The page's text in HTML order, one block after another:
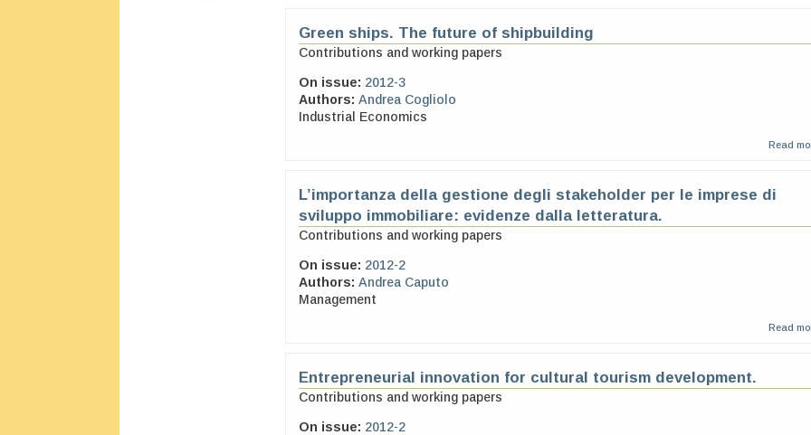
Green ships. The future of shipbuilding
Contributions and working papers
On issue: 2012-3
Authors: Andrea Cogliolo
Industrial Economics
Read
L’importanza della gestione degli stakeholder per le imprese di
sviluppo immobiliare: evidenze dalla letteratura.
Contributions and working papers
On issue: 2012-2
Authors: Andrea Caputo
Management
Read
Entrepreneurial innovation for cultural tourism development.
Contributions and working papers
On issue: 2012-2